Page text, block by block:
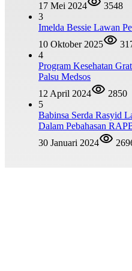
17 Mei 2024
3548
3
Imelda Bessie Lawan
10 Oktober 2025
4
Program Kesehatan
Palsu Medsos
12 April 2024
2850
5
Babinsa Serda Rasyid
Dalam Pebahasan
30 Januari 2024